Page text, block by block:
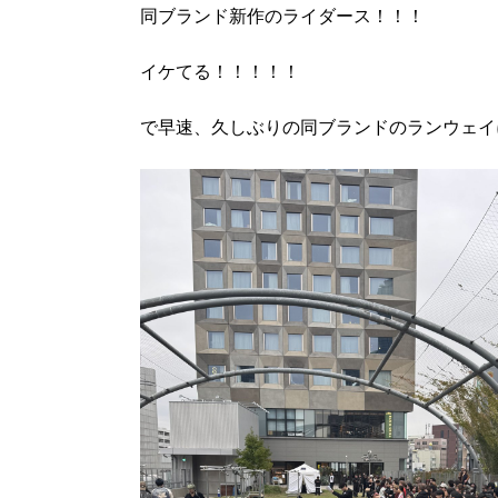
同ブランド新作のライダース！！！
イケてる！！！！！
で早速、久しぶりの同ブランドのランウェ